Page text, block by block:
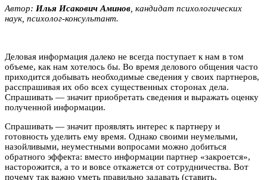
Автор: Илья Исакович Aминoв, кандидат психологических
наук, психолог-консультант.
Деловая информация далеко не всегда поступает к нам в том
объеме, как нам хотелось бы. Во время делового общения часто
приходится добывать необходимые сведения у своих партнеров,
расспрашивая их обо всех существенных сторонах дела.
Спрашивать — значит приобретать сведения и выражать оценку
полученной информации.
Спрашивать — значит проявлять интерес к партнеру и
готовность уделить ему время. Однако своими неумелыми,
назойливыми, неуместными вопросами можно добиться
обратного эффекта: вместо информации партнер «закроется»,
насторожится, а то и вовсе откажется от сотрудничества. Вот
почему так важно уметь правильно задавать (ставить,